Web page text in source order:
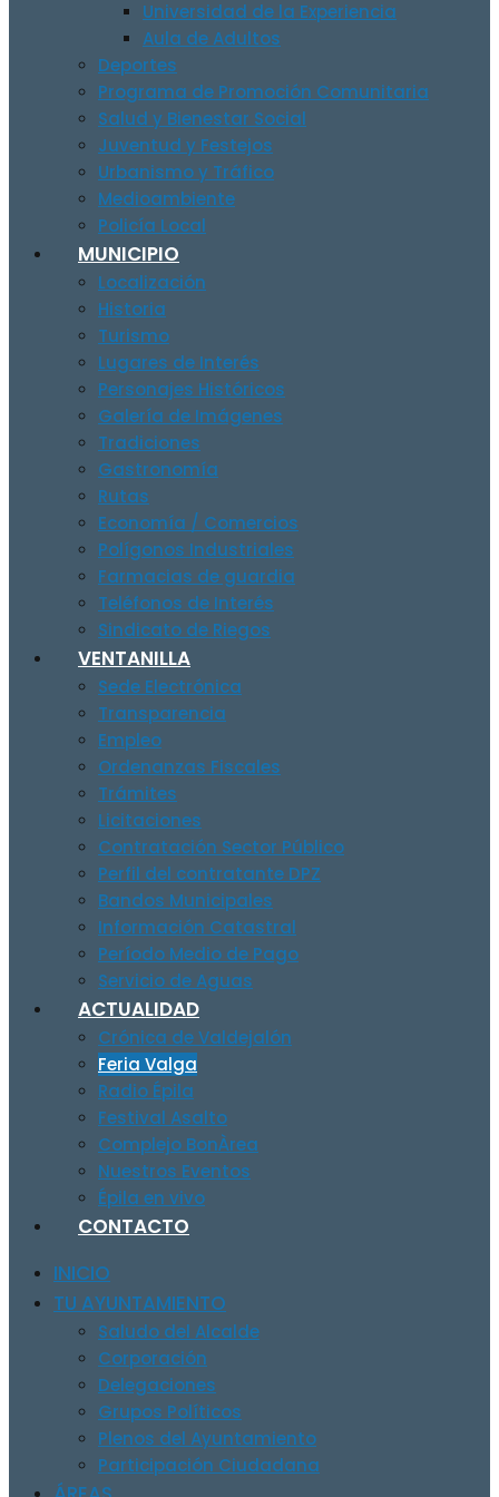
Universidad de la Experiencia
Aula de Adultos
Deportes
Programa de Promoción Comunitaria
Salud y Bienestar Social
Juventud y Festejos
Urbanismo y Tráfico
Medioambiente
Policía Local
MUNICIPIO
Localización
Historia
Turismo
Lugares de Interés
Personajes Históricos
Galería de Imágenes
Tradiciones
Gastronomía
Rutas
Economía / Comercios
Polígonos Industriales
Farmacias de guardia
Teléfonos de Interés
Sindicato de Riegos
VENTANILLA
Sede Electrónica
Transparencia
Empleo
Ordenanzas Fiscales
Trámites
Licitaciones
Contratación Sector Público
Perfil del contratante DPZ
Bandos Municipales
Información Catastral
Período Medio de Pago
Servicio de Aguas
ACTUALIDAD
Crónica de Valdejalón
Feria Valga
Radio Épila
Festival Asalto
Complejo BonÀrea
Nuestros Eventos
Épila en vivo
CONTACTO
INICIO
TU AYUNTAMIENTO
Saludo del Alcalde
Corporación
Delegaciones
Grupos Políticos
Plenos del Ayuntamiento
Participación Ciudadana